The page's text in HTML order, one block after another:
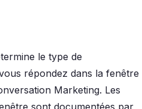
le type de
répondez dans la fenêtre
Marketing. Les
sont documentées par